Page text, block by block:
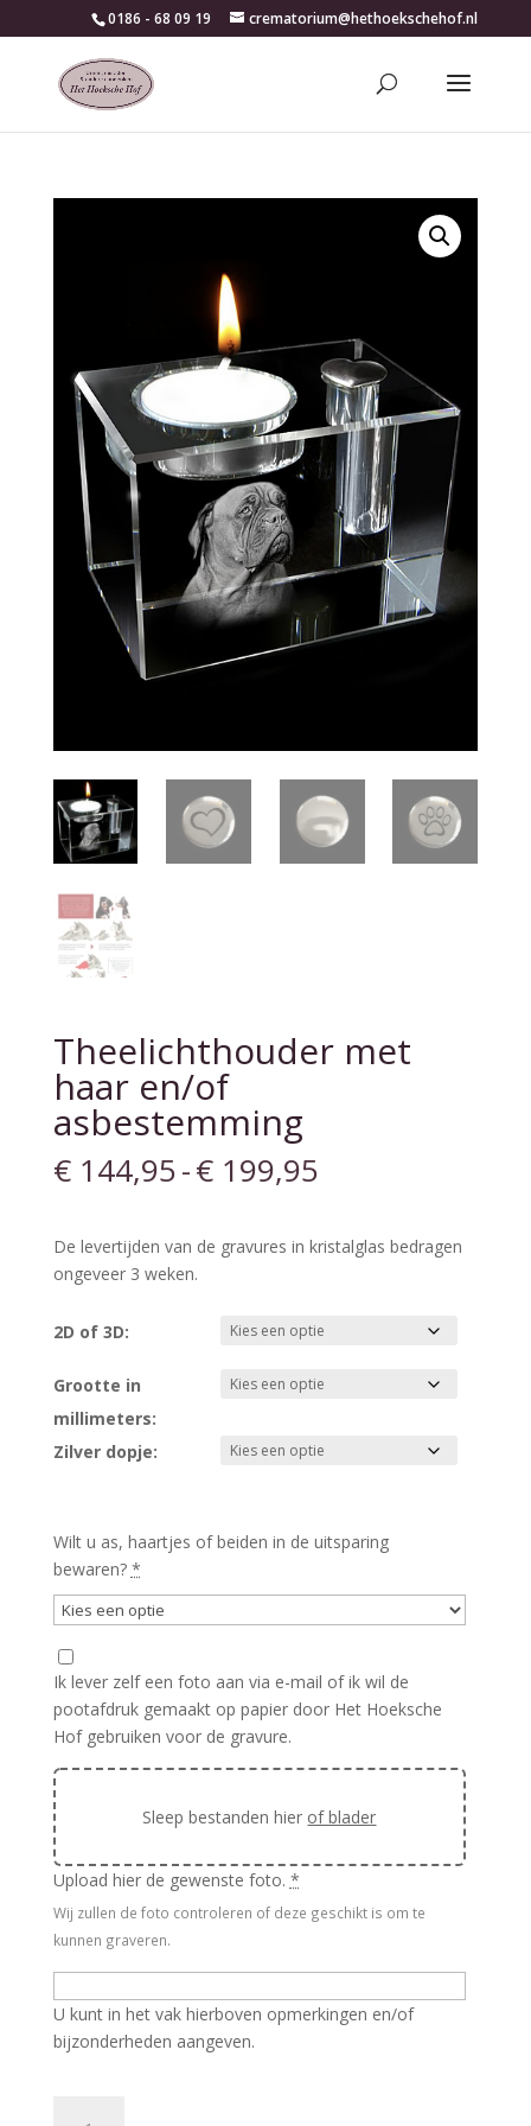
0186 - 68 09 19 crematorium@hethoekschehof.nl
Theelichthouder met
haar en/of
asbestemming
€144,95-€199,95Prijsklasse:
€ 199,95
De levertijden van de gravures in kristalglas bedragen
ongeveer 3 weken.
2D of 3D:
Grootte in
millimeters:
Zilver dopje:
Wilt u as, haartjes of beiden in de uitsparing
bewaren? *
Ik lever zelf een foto aan via e-mail of ik wil de
pootafdruk gemaakt op papier door Het Hoeksche
Hof gebruiken voor de gravure.
Sleep bestanden hier of blader
Upload hier de gewenste foto. *
Wij zullen de foto controleren of deze geschikt is om te
kunnen graveren.
U kunt in het vak hierboven opmerkingen en/of
bijzonderheden aangeven.